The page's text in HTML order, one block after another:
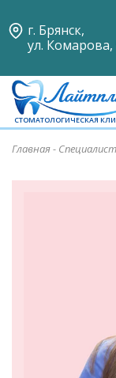
г. Брянск,
ул. Комарова,
СТОМАТОЛОГИЧЕСКАЯ
Главная-